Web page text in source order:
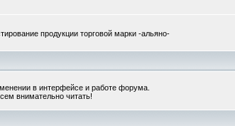
продукции торговой марки -альяно-
в интерфейсе и работе форума.
внимательно читать!